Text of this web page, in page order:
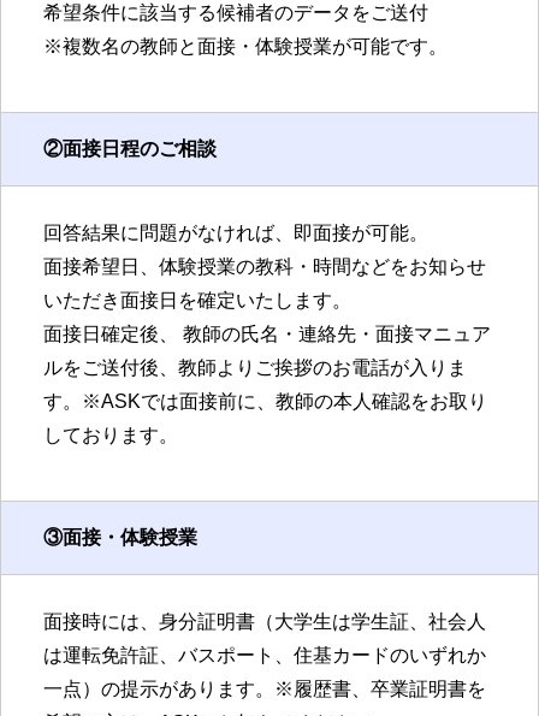
希望条件に該当する候補者のデータをご送付
※複数名の教師と面接・体験授業が可能です。
②面接日程のご相談
回答結果に問題がなければ、即面接が可能。
面接希望日、体験授業の教科・時間などをお知らせ
いただき面接日を確定いたします。
面接日確定後、 教師の氏名・連絡先・面接マニュア
ルをご送付後、教師よりご挨拶のお電話が入りま
す。※ASKでは面接前に、教師の本人確認をお取り
しております。
③面接・体験授業
面接時には、身分証明書（大学生は学生証、社会人
は運転免許証、バスポート、住基カードのいずれか
一点）の提示があります。※履歴書、卒業証明書を